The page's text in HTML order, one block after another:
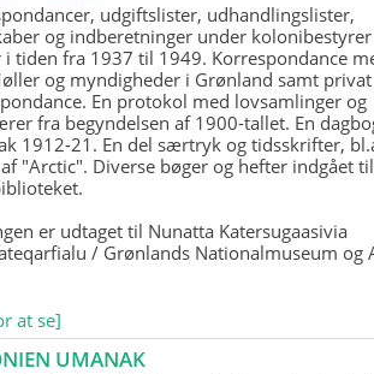
udgiftslister, udhandlingslister,
og indberetninger under
i tiden fra 1937 til 1949. Korrespondance
og myndigheder i Grønland samt privat
En protokol med lovsamlinger og
fra begyndelsen af 1900-tallet. En
1912-21. En del særtryk og tidsskrifter,
"Arctic". Diverse bøger og hefter indgået til
er udtaget til Nunatta Katersugaasivia
/ Grønlands Nationalmuseum og
at se]
UMANAK